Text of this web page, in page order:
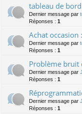
tableau de
Dernier message par
Réponses : 1
Achat
Dernier message par
Réponses : 1
Problème bruit
Dernier message par
Réponses : 1
Dernier message par
Réponses : 1